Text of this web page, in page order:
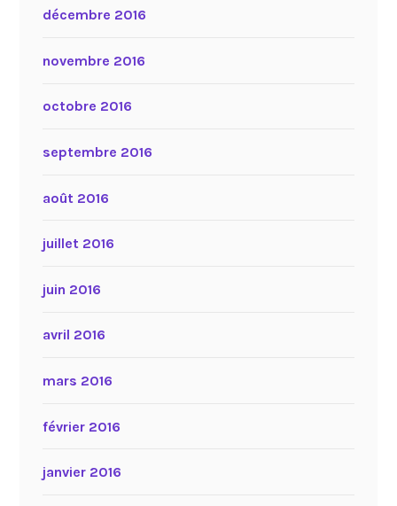
décembre 2016
novembre 2016
octobre 2016
septembre 2016
août 2016
juillet 2016
juin 2016
avril 2016
mars 2016
février 2016
janvier 2016